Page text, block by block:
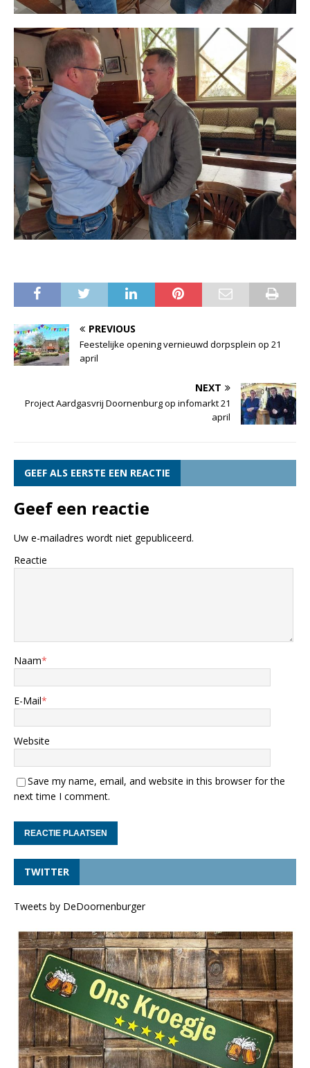
PREVIOUS
Feestelijke opening vernieuwd dorpsplein op 21
april
NEXT
Project Aardgasvrij Doornenburg op infomarkt 21
april
GEEF ALS EERSTE EEN REACTIE
Geef een reactie
Uw e-mailadres wordt niet gepubliceerd.
Reactie
Naam*
E-Mail*
Website
Save my name, email, and website in this browser for the
next time I comment.
TWITTER
Tweets by DeDoornenburger